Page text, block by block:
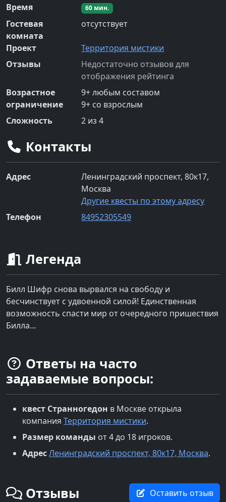
Время
60 мин.
Гостевая
комната
отсутствует
Проект
Территория мистики
Отзывы
Недостаточно отзывов для
отображения рейтинга
Возрастное
ограничение
9+любым составом
9+ со взрослым
Сложность
2 из 4
Контакты
Адрес
Ленинградский проспект, 80к17,
Москва
Другие квесты по этому адресу
Телефон
84952305549
Легенда
Билл Шифр снова вырвался на свободу и
бесчинствует с удвоенной силой! Единственная
возможность спасти мир от очередного пришествия
Билла...
Ответы на часто
задаваемые вопросы:
квест Странногедон в Москве открыла
компания Территория мистики.
Размер команды от 4 до 18 игроков.
АдресЛенинградский проспект, 80к17, Москва.
Отзывы Оставить отзыв